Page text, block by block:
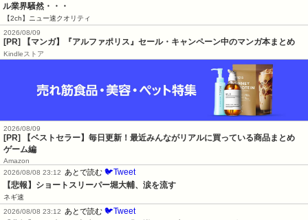
ル業界騒然・・・
【2ch】ニュー速クオリティ
2026/08/09
[PR] 【マンガ】『アルファポリス』セール・キャンペーン中のマンガ本まとめ
Kindleストア
2026/08/09
[PR] 【ベストセラー】毎日更新！最近みんながリアルに買っている商品まとめ
ゲーム編
Amazon
2026/08/08 23:12
あとで読む 🐦Tweet
【悲報】ショートスリーパー堀大輔、涙を流す
ネギ速
2026/08/08 23:12
あとで読む 🐦Tweet